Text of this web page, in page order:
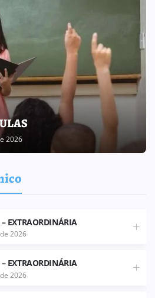
238
de julho de 2026
EXTRAORDINÁRIA
2026
EXTRAORDINÁRIA
2026